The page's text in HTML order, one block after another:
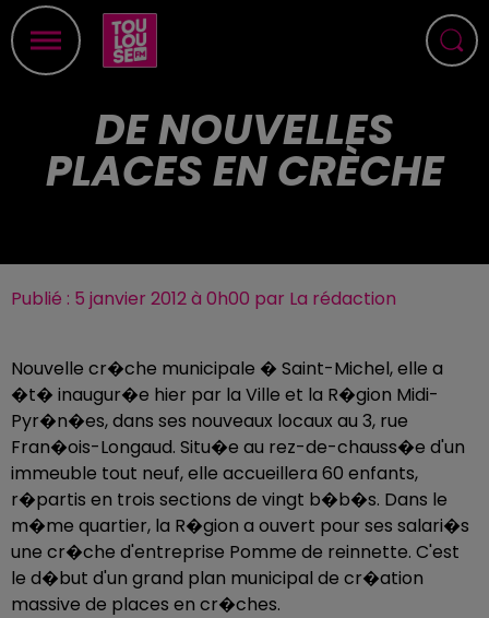
DE NOUVELLES
PLACES EN CRÈCHE
Publié : 5 janvier 2012 à 0h00 par La rédaction
Nouvelle cr�che municipale � Saint-Michel, elle a
�t� inaugur�e hier par la Ville et la R�gion Midi-
Pyr�n�es, dans ses nouveaux locaux au 3, rue
Fran�ois-Longaud. Situ�e au rez-de-chauss�e d'un
immeuble tout neuf, elle accueillera 60 enfants,
r�partis en trois sections de vingt b�b�s. Dans le
m�me quartier, la R�gion a ouvert pour ses salari�s
une cr�che d'entreprise Pomme de reinnette. C'est
le d�but d'un grand plan municipal de cr�ation
massive de places en cr�ches.